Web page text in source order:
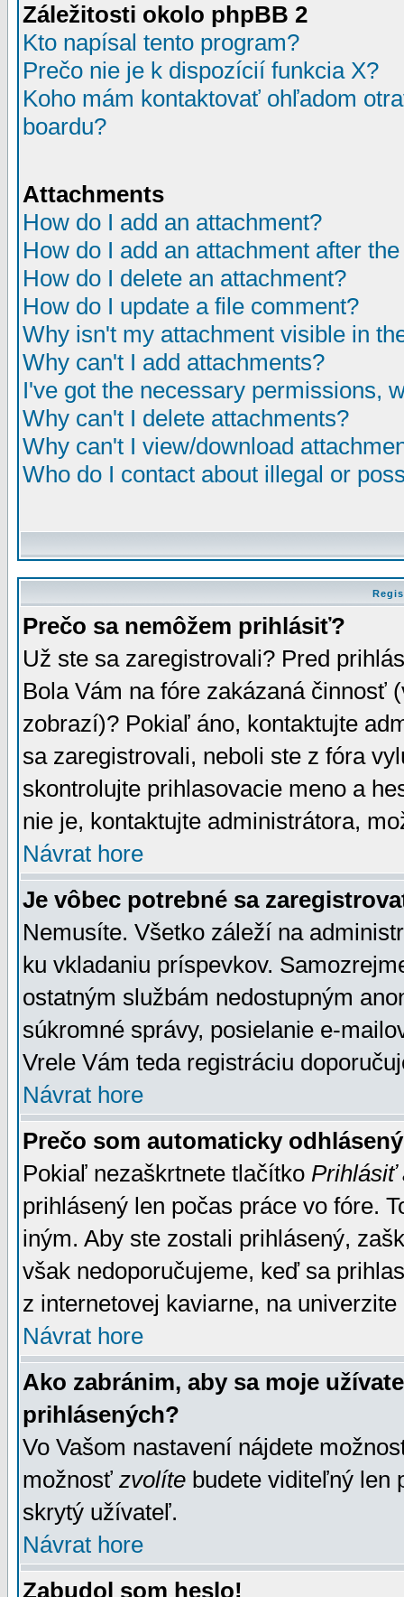
Záležitosti okolo phpBB 2
Kto napísal tento program?
Prečo nie je k dispozícií funkcia X?
Koho mám kontaktovať ohľadom
boardu?
Attachments
How do I add an attachment?
How do I add an attachment after
How do I delete an attachment?
How do I update a file comment?
Why isn't my attachment visible in
Why can't I add attachments?
I've got the necessary permissions,
Why can't I delete attachments?
Why can't I view/download
Who do I contact about illegal or
Prečo sa nemôžem prihlásiť?
Už ste sa zaregistrovali? Pred
Bola Vám na fóre zakázaná činnosť
zobrazí)? Pokiaľ áno, kontaktujte
sa zaregistrovali, neboli ste z fóra
skontrolujte prihlasovacie meno a
nie je, kontaktujte administrátora,
Návrat hore
Je vôbec potrebné sa
Nemusíte. Všetko záleží na
ku vkladaniu príspevkov.
ostatným službám nedostupným
súkromné správy, posielanie e-
Vrele Vám teda registráciu
Návrat hore
Prečo som automaticky
Pokiaľ nezaškrtnete tlačítko Prihlásiť
prihlásený len počas práce vo fóre.
iným. Aby ste zostali prihlásený,
však nedoporučujeme, keď sa
z internetovej kaviarne, na univerzite
Návrat hore
Ako zabránim, aby sa moje
prihlásených?
Vo Vašom nastavení nájdete
možnosť zvolíte budete viditeľný len
skrytý užívateľ.
Návrat hore
Zabudol som heslo!